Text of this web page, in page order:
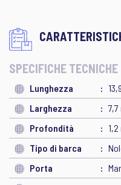
SPECIFICHE TECNICHE
Lunghezza
Larghezza
Profondità
Tipo di barca
Porta